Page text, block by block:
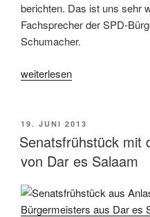
berichten. Das ist uns sehr
Fachsprecher der SPD-
Schumacher.
„Hamburg
es-
Salaam“
weiterlesen
VERÖFFENTLICHT
AM
19. JUNI 2013
Senatsfrühstück mit
von Dar es Salaam